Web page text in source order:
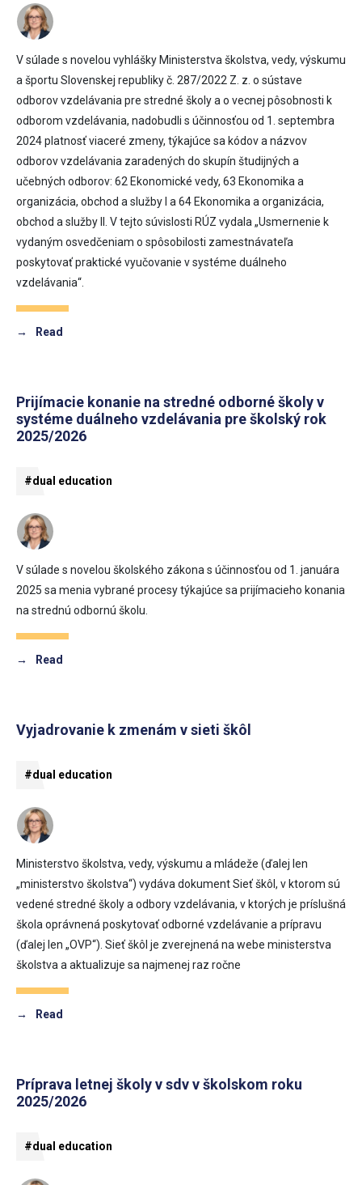
V súlade s novelou vyhlášky Ministerstva školstva, vedy, výskumu
a športu Slovenskej republiky č. 287/2022 Z. z. o sústave
odborov vzdelávania pre stredné školy a o vecnej pôsobnosti k
odborom vzdelávania, nadobudli s účinnosťou od 1. septembra
2024 platnosť viaceré zmeny, týkajúce sa kódov a názvov
odborov vzdelávania zaradených do skupín študijných a
učebných odborov: 62 Ekonomické vedy, 63 Ekonomika a
organizácia, obchod a služby I a 64 Ekonomika a organizácia,
obchod a služby II. V tejto súvislosti RÚZ vydala „Usmernenie k
vydaným osvedčeniam o spôsobilosti zamestnávateľa
poskytovať praktické vyučovanie v systéme duálneho
vzdelávania“.
→ Read
Prijímacie konanie na stredné odborné školy v
systéme duálneho vzdelávania pre školský rok
2025/2026
#dual education
V súlade s novelou školského zákona s účinnosťou od 1. januára
2025 sa menia vybrané procesy týkajúce sa prijímacieho konania
na strednú odbornú školu.
→ Read
Vyjadrovanie k zmenám v sieti škôl
#dual education
Ministerstvo školstva, vedy, výskumu a mládeže (ďalej len
„ministerstvo školstva“) vydáva dokument Sieť škôl, v ktorom sú
vedené stredné školy a odbory vzdelávania, v ktorých je príslušná
škola oprávnená poskytovať odborné vzdelávanie a prípravu
(ďalej len „OVP“). Sieť škôl je zverejnená na webe ministerstva
školstva a aktualizuje sa najmenej raz ročne
→ Read
Príprava letnej školy v sdv v školskom roku
2025/2026
#dual education